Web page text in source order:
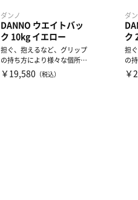
ダンノ
DANNO ウエイトバッ
ク 10kg イエロー
担ぐ、抱えるなど、グリップ
の持ち方により様々な個所の
トレーニングが可能となり、
￥19,580 （税込）
ダ
ク
担
の
ト
￥